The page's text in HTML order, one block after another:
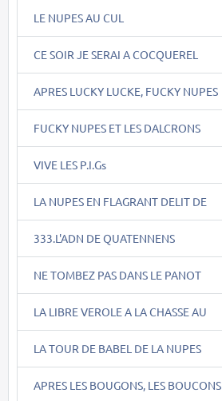
LE NUPES AU CUL
CE SOIR JE SERAI A COCQUEREL
APRES LUCKY LUCKE, FUCKY NUPES
FUCKY NUPES ET LES DALCRONS
VIVE LES P.I.Gs
LA NUPES EN FLAGRANT DELIT DE
333.L'ADN DE QUATENNENS
NE TOMBEZ PAS DANS LE PANOT
LA LIBRE VEROLE A LA CHASSE AU
LA TOUR DE BABEL DE LA NUPES
APRES LES BOUGONS, LES BOUCONS